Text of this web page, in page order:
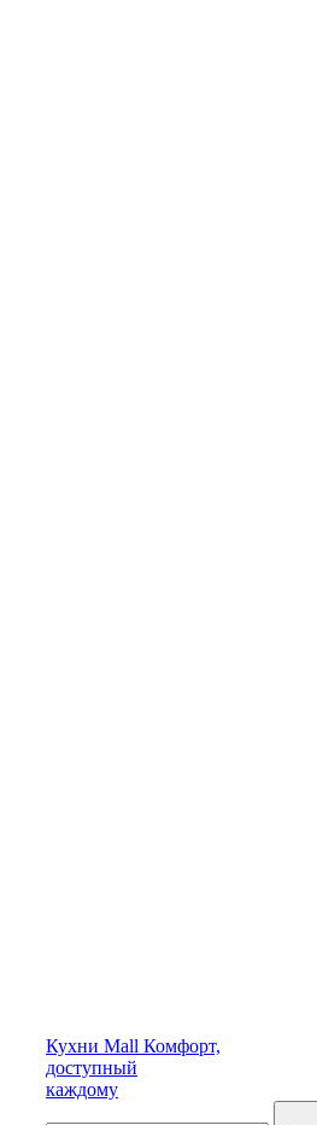
Кухни Mall Комфорт,
доступный
каждому